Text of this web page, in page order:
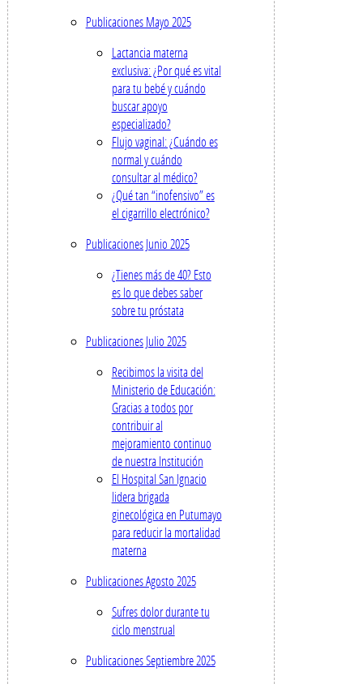
Publicaciones Mayo 2025
Lactancia materna
exclusiva: ¿Por qué es vital
para tu bebé y cuándo
buscar apoyo
especializado?
Flujo vaginal: ¿Cuándo es
normal y cuándo
consultar al médico?
¿Qué tan “inofensivo” es
el cigarrillo electrónico?
Publicaciones Junio 2025
¿Tienes más de 40? Esto
es lo que debes saber
sobre tu próstata
Publicaciones Julio 2025
Recibimos la visita del
Ministerio de Educación:
Gracias a todos por
contribuir al
mejoramiento continuo
de nuestra Institución
El Hospital San Ignacio
lidera brigada
ginecológica en Putumayo
para reducir la mortalidad
materna
Publicaciones Agosto 2025
Sufres dolor durante tu
ciclo menstrual
Publicaciones Septiembre 2025